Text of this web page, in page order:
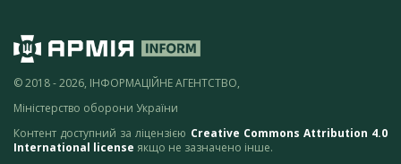
© 2018 - 2026, ІНФОРМАЦІЙНЕ АГЕНТСТВО,
Міністерство оборони України
Контент доступний за ліцензією Creative Commons Attribution 4.0
International license якщо не зазначено інше.